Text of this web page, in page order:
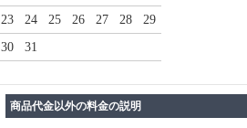
23
24 25 26 27 28
29
30
31
商品代金以外の料金の説明